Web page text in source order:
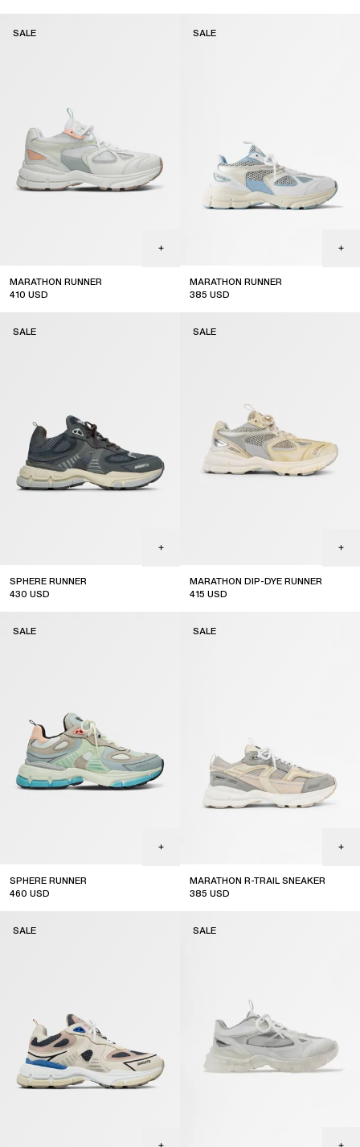
MARATHON RUNNER
410 USD
SALE
MARATHON RUNNER
385 USD
SALE
SPHERE RUNNER
430 USD
SALE
MARATHON DIP-DYE RUNNER
415 USD
SALE
SPHERE RUNNER
460 USD
SALE
MARATHON R-TRAIL SNEAKER
385 USD
SALE
SALE SALE